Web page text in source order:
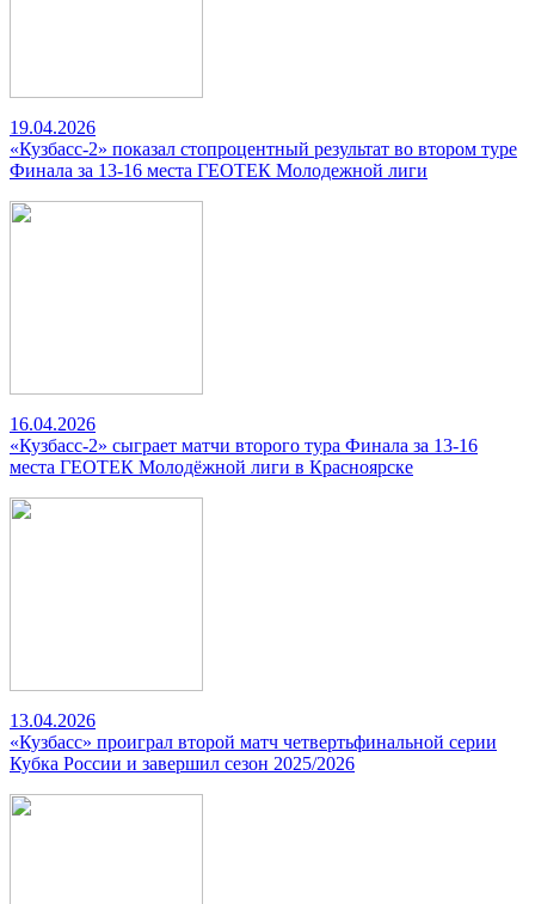
19.04.2026
«Кузбасс-2» показал стопроцентный результат во втором туре
Финала за 13-16 места ГЕОТЕК Молодежной лиги
16.04.2026
«Кузбасс-2» сыграет матчи второго тура Финала за 13-16
места ГЕОТЕК Молодёжной лиги в Красноярске
13.04.2026
«Кузбасс» проиграл второй матч четвертьфинальной серии
Кубка России и завершил сезон 2025/2026